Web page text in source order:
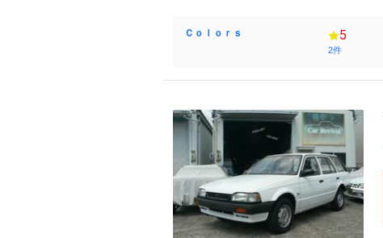
Ｃｏｌｏｒｓ 5
2件